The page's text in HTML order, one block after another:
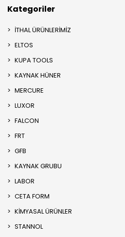
Kategoriler
İTHAL ÜRÜNLERİMİZ
ELTOS
KUPA TOOLS
KAYNAK HÜNER
MERCURE
LUXOR
FALCON
FRT
GFB
KAYNAK GRUBU
LABOR
CETA FORM
KİMYASAL ÜRÜNLER
STANNOL